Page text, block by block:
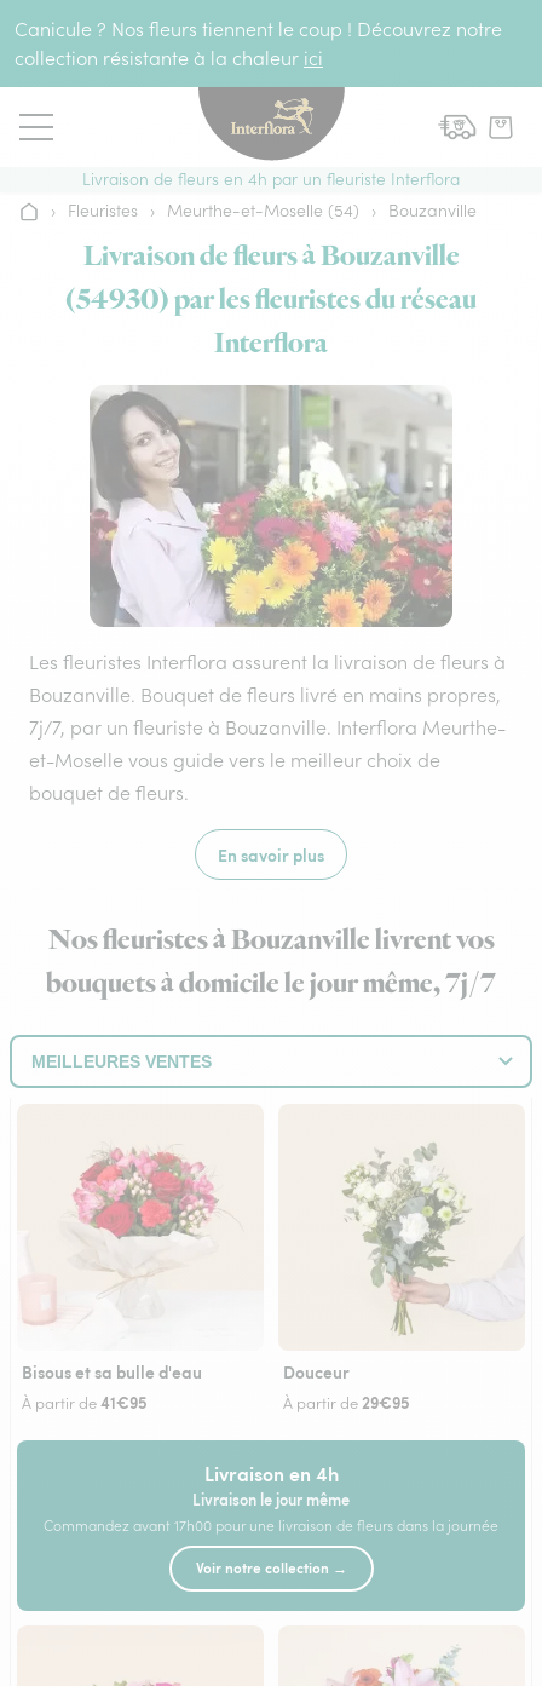
Canicule ? Nos fleurs tiennent le coup ! Découvrez notre
collection résistante à la chaleur ici
Livraison de fleurs en 4h par un fleuriste Interflora
Accueil
› Fleuristes › Meurthe-et-Moselle (54) › Bouzanville
Livraison de fleurs à Bouzanville
(54930) par les fleuristes du réseau
Interflora
Les fleuristes Interflora assurent la livraison de fleurs à
Bouzanville. Bouquet de fleurs livré en mains propres,
7j/7, par un fleuriste à Bouzanville. Interflora Meurthe-
et-Moselle vous guide vers le meilleur choix de
bouquet de fleurs.
En savoir plus
Nos fleuristes à Bouzanville livrent vos
bouquets à domicile le jour même, 7j/7
Bisous et sa bulle d'eau
À partir de41€95
Douceur
À partir de29€95
Livraison en 4h
Livraison le jour même
Commandez avant 17h00 pour une livraison de fleurs dans la journée
Voir notre collection →